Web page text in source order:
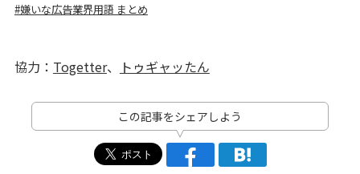
#嫌いな広告業界用語 まとめ
協力： Togetter、 トゥギャッたん
この記事をシェアしよう